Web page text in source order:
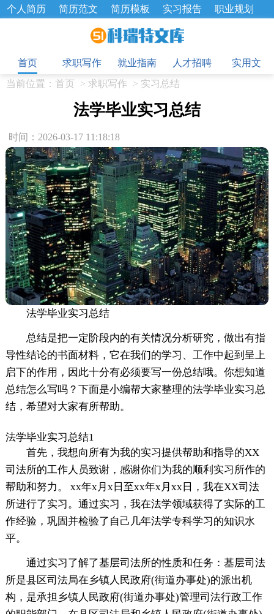
个人简历 简历范文 简历模板 实习报告
职业规划
招聘选拔 绩效考核 企业文化
工作总结
辞职报告
首页
求职写作 就业指南 人才招聘
实用文
当前位置： 首页 > 求职写作 > 实习总结
法学毕业实习总结
时间：2026-03-17 11:18:18
法学毕业实习总结
总结是把一定阶段内的有关情况分析研究，做出有指
导性结论的书面材料，它在我们的学习、工作中起到呈上
启下的作用，因此十分有必须要写一份总结哦。你想知道
总结怎么写吗？下面是小编帮大家整理的法学毕业实习总
结，希望对大家有所帮助。
法学毕业实习总结1
首先，我想向所有为我的实习提供帮助和指导的XX
司法所的工作人员致谢，感谢你们为我的顺利实习所作的
帮助和努力。 xx年x月x日至xx年x月xx日，我在XX司法
所进行了实习。通过实习，我在法学领域获得了实际的工
作经验，巩固并检验了自己几年法学专科学习的知识水
平。
通过实习了解了基层司法所的性质和任务：基层司法
所是县区司法局在乡镇人民政府(街道办事处)的派出机
构，是承担乡镇人民政府(街道办事处)管理司法行政工作